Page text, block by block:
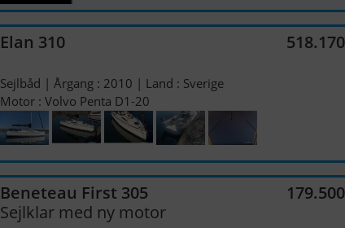
Elan 310
Sejlbåd | Årgang : 2010 | Land : Sverige
Motor : Volvo Penta D1-20
Beneteau First 305
Sejlklar med ny motor